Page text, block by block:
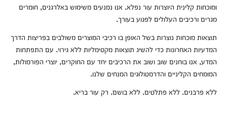
ומוכחות קלינית היוצרות עור נפלא. אנו נמנעים משימוש באלרגנים, חומרים
מגרים ורכיבים העלולים לפגוע בעורך.
תוצאות מוכחות נוצרות בשל האופן בו רכיבי המוצרים משולבים בפריצות הדרך
המדעיות האחרונות כדי להשיג תוצאות מקסימליות ללא גירוי. עם התפתחות
המדע, אנו בוחנים שוב ושוב את הרכיבים יחד עם החוקרים, יוצרי הפורמולות,
המומחים הקליניים והדרמטולוגים המנחים שלנו.
ללא פרבנים. ללא פתלטים. ללא בושם. רק עור בריא.